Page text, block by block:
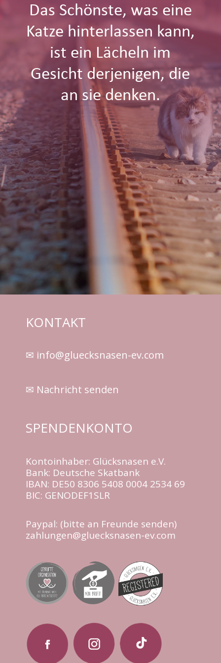
Das Schönste, was eine
Katze hinterlassen kann,
ist ein Lächeln im
Gesicht derjenigen, die
an sie denken.
KONTAKT
✉ info@gluecksnasen-ev.com
✉ Nachricht senden
SPENDENKONTO
Kontoinhaber: Glücksnasen e.V.
Bank: Deutsche Skatbank
IBAN: DE50 8306 5408 0004 2534 69
BIC: GENODEF1SLR
Paypal: (bitte an Freunde senden)
zahlungen@gluecksnasen-ev.com